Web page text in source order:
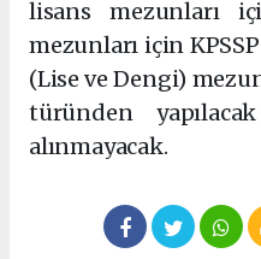
lisans mezunları
mezunları için
(Lise ve Dengi)
türünden
alınmayacak.